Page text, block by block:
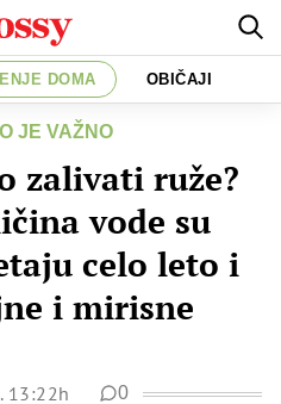
DOMA OBIČAJI
JE VAŽNO
zalivati ruže?
vode su
celo leto i
i mirisne
13:22h 0